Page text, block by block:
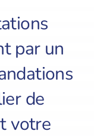
par un
de
votre